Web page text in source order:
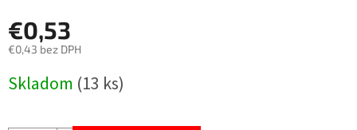
€0,53
€0,43 bez DPH
cena:
Skladom (13 ks)